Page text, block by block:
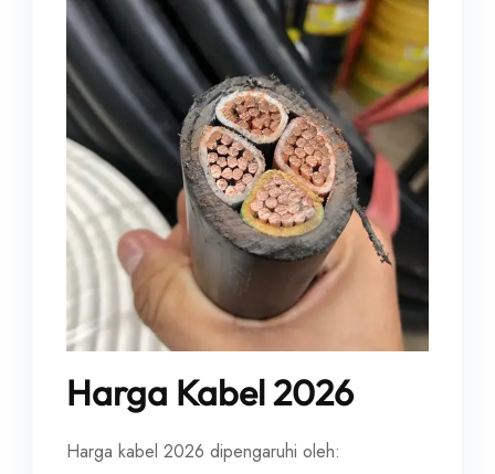
Harga Kabel 2026
Harga kabel 2026 dipengaruhi oleh: